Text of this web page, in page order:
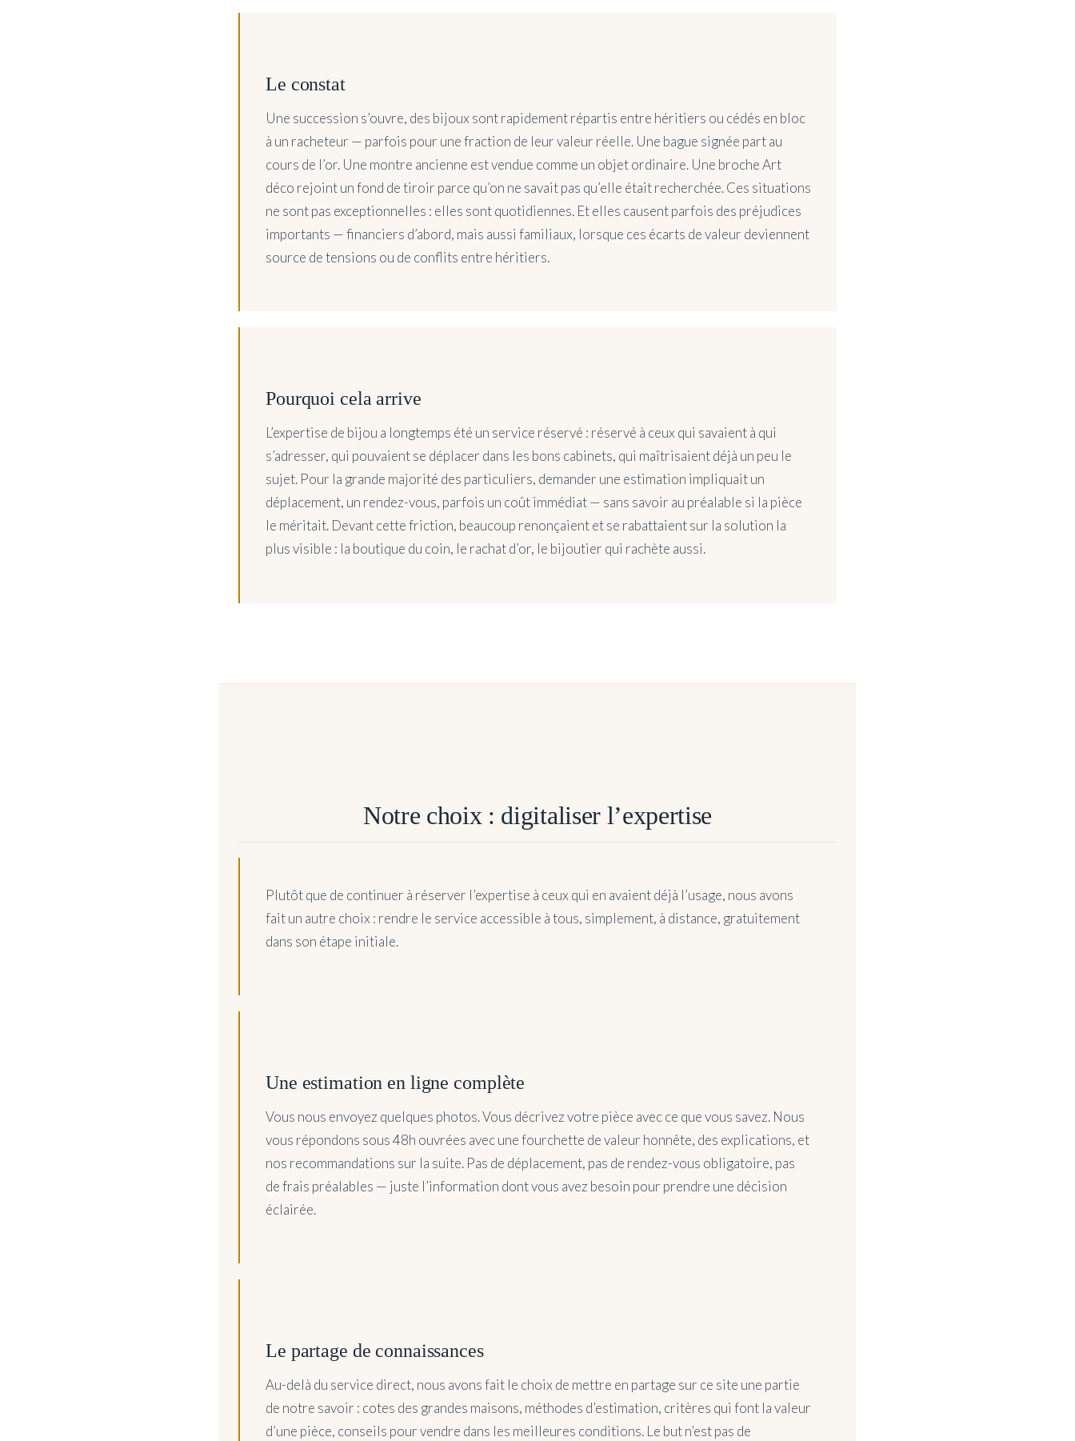
Le constat
Une succession s’ouvre, des bijoux sont rapidement répartis entre héritiers ou cédés en bloc
à un racheteur — parfois pour une fraction de leur valeur réelle. Une bague signée part au
cours de l’or. Une montre ancienne est vendue comme un objet ordinaire. Une broche Art
déco rejoint un fond de tiroir parce qu’on ne savait pas qu’elle était recherchée. Ces situations
ne sont pas exceptionnelles : elles sont quotidiennes. Et elles causent parfois des préjudices
importants — financiers d’abord, mais aussi familiaux, lorsque ces écarts de valeur deviennent
source de tensions ou de conflits entre héritiers.
Pourquoi cela arrive
L’expertise de bijou a longtemps été un service réservé : réservé à ceux qui savaient à qui
s’adresser, qui pouvaient se déplacer dans les bons cabinets, qui maîtrisaient déjà un peu le
sujet. Pour la grande majorité des particuliers, demander une estimation impliquait un
déplacement, un rendez-vous, parfois un coût immédiat — sans savoir au préalable si la pièce
le méritait. Devant cette friction, beaucoup renonçaient et se rabattaient sur la solution la
plus visible : la boutique du coin, le rachat d’or, le bijoutier qui rachète aussi.
Notre choix : digitaliser l’expertise
Plutôt que de continuer à réserver l’expertise à ceux qui en avaient déjà l’usage, nous avons
fait un autre choix : rendre le service accessible à tous, simplement, à distance, gratuitement
dans son étape initiale.
Une estimation en ligne complète
Vous nous envoyez quelques photos. Vous décrivez votre pièce avec ce que vous savez. Nous
vous répondons sous 48h ouvrées avec une fourchette de valeur honnête, des explications, et
nos recommandations sur la suite. Pas de déplacement, pas de rendez-vous obligatoire, pas
de frais préalables — juste l’information dont vous avez besoin pour prendre une décision
éclairée.
Le partage de connaissances
Au-delà du service direct, nous avons fait le choix de mettre en partage sur ce site une partie
de notre savoir : cotes des grandes maisons, méthodes d’estimation, critères qui font la valeur
d’une pièce, conseils pour vendre dans les meilleures conditions. Le but n’est pas de